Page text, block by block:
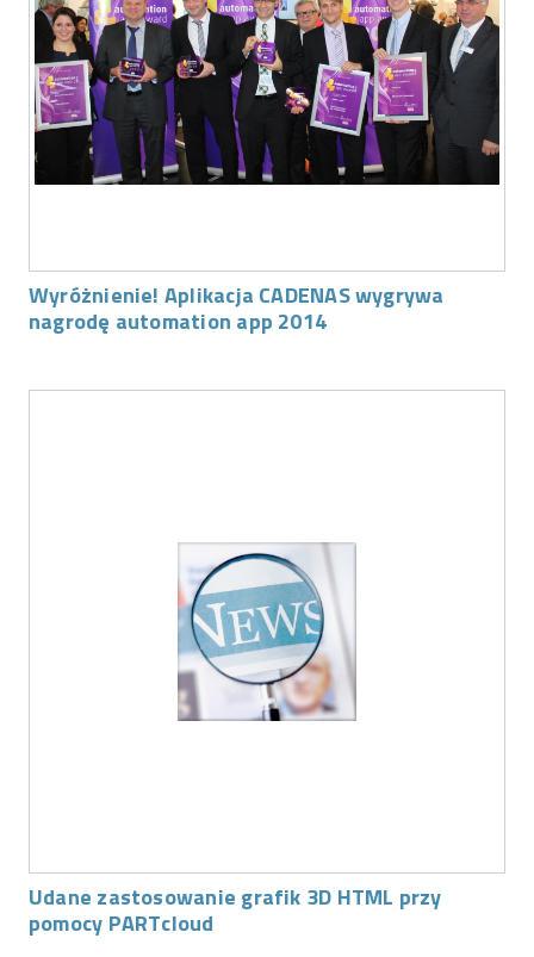
Wyróżnienie! Aplikacja CADENAS wygrywa
nagrodę automation app 2014
Udane zastosowanie grafik 3D HTML przy
pomocy PARTcloud